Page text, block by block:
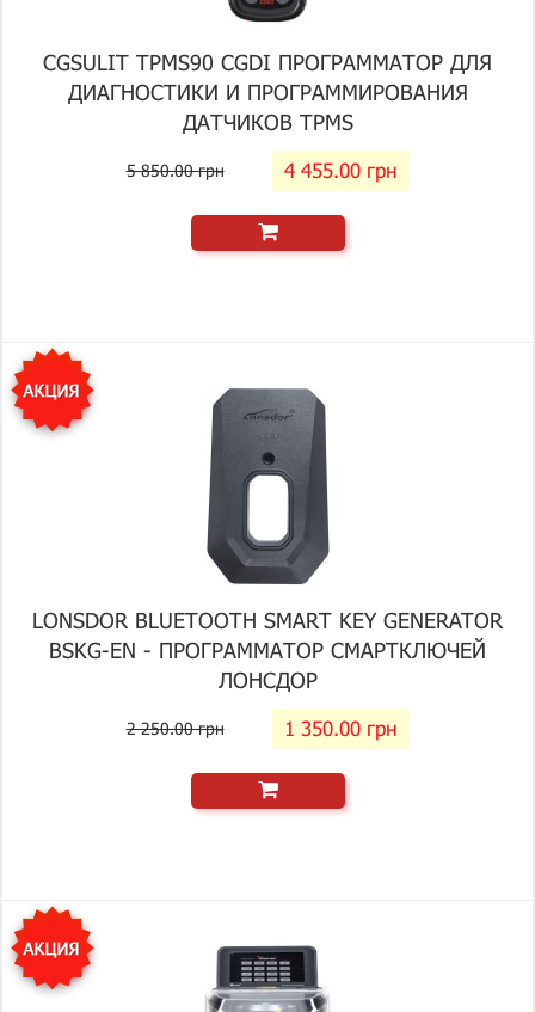
CGSULIT TPMS90 CGDI ПРОГРАММАТОР ДЛЯ
ДИАГНОСТИКИ И ПРОГРАММИРОВАНИЯ
ДАТЧИКОВ TPMS
5 850.00 грн 4 455.00 грн
LONSDOR BLUETOOTH SMART KEY GENERATOR
BSKG-EN - ПРОГРАММАТОР СМАРТКЛЮЧЕЙ
ЛОНСДОР
2 250.00 грн 1 350.00 грн